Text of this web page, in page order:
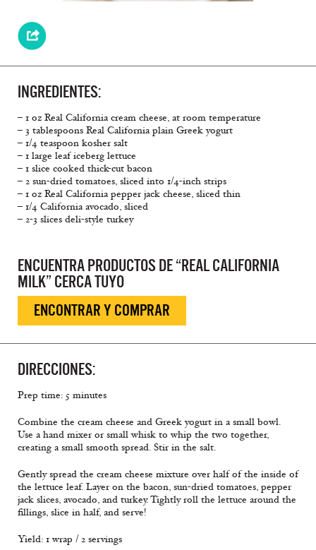
INGREDIENTES:
– 1 oz Real California cream cheese, at room temperature
– 3 tablespoons Real California plain Greek yogurt
– 1/4 teaspoon kosher salt
– 1 large leaf iceberg lettuce
– 1 slice cooked thick-cut bacon
– 2 sun-dried tomatoes, sliced into 1/4-inch strips
– 1 oz Real California pepper jack cheese, sliced thin
– 1/4 California avocado, sliced
– 2-3 slices deli-style turkey
ENCUENTRA PRODUCTOS DE “REAL CALIFORNIA
MILK” CERCA TUYO
ENCONTRAR Y COMPRAR
DIRECCIONES:
Prep time: 5 minutes
Combine the cream cheese and Greek yogurt in a small bowl.
Use a hand mixer or small whisk to whip the two together,
creating a small smooth spread. Stir in the salt.
Gently spread the cream cheese mixture over half of the inside of
the lettuce leaf. Layer on the bacon, sun-dried tomatoes, pepper
jack slices, avocado, and turkey. Tightly roll the lettuce around the
fillings, slice in half, and serve!
Yield: 1 wrap / 2 servings